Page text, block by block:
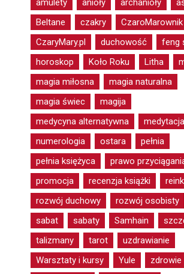
amulety anioły archanioły
Beltane
czakry
CzaroMarownik
CzaryMary.pl
duchowość
feng
horoskop
Koło Roku Litha
magia miłosna
magia naturalna
magia świec
magija
medycyna alternatywna
medytacja
numerologia
ostara
pełnia
pełnia księżyca
prawo
promocja
recenzja książki
rozwój duchowy
rozwój osobisty
sabat
sabaty Samhain
talizmany
tarot
uzdrawianie
Warsztaty i kursy
Yule zdrowie